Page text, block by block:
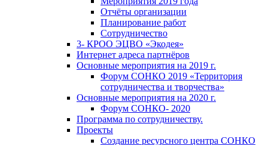
Отчёты организации
Планирование работ
Сотрудничество
3- КРОО ЭЦВО «Экодея»
Интернет адреса партнёров
Основные мероприятия на 2019 г.
Форум СОНКО 2019 «Территория
сотрудничества и творчества»
Основные мероприятия на 2020 г.
Форум СОНКО- 2020
Программа по сотрудничеству.
Проекты
Создание ресурсного центра СОНКО